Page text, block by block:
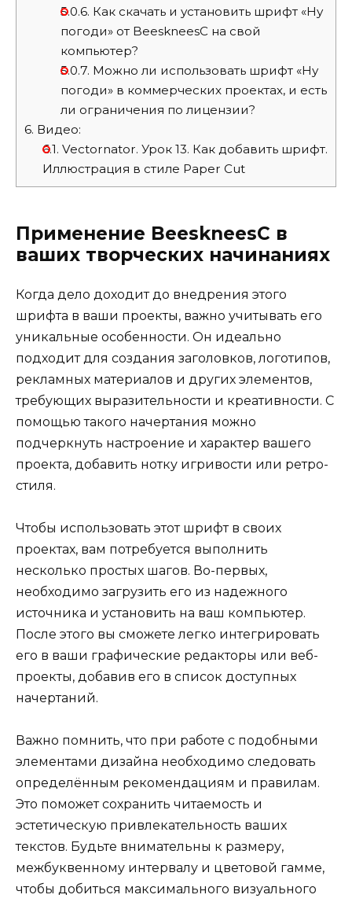
5.0.6. Как скачать и установить шрифт «Ну
погоди» от BeeskneesC на свой
компьютер?
5.0.7. Можно ли использовать шрифт «Ну
погоди» в коммерческих проектах, и есть
ли ограничения по лицензии?
6. Видео:
6.1. Vectornator. Урок 13. Как добавить шрифт.
Иллюстрация в стиле Paper Cut
Применение BeeskneesC в
ваших творческих начинаниях
Когда дело доходит до внедрения этого
шрифта в ваши проекты, важно учитывать его
уникальные особенности. Он идеально
подходит для создания заголовков, логотипов,
рекламных материалов и других элементов,
требующих выразительности и креативности. С
помощью такого начертания можно
подчеркнуть настроение и характер вашего
проекта, добавить нотку игривости или ретро-
стиля.
Чтобы использовать этот шрифт в своих
проектах, вам потребуется выполнить
несколько простых шагов. Во-первых,
необходимо загрузить его из надежного
источника и установить на ваш компьютер.
После этого вы сможете легко интегрировать
его в ваши графические редакторы или веб-
проекты, добавив его в список доступных
начертаний.
Важно помнить, что при работе с подобными
элементами дизайна необходимо следовать
определённым рекомендациям и правилам.
Это поможет сохранить читаемость и
эстетическую привлекательность ваших
текстов. Будьте внимательны к размеру,
межбуквенному интервалу и цветовой гамме,
чтобы добиться максимального визуального